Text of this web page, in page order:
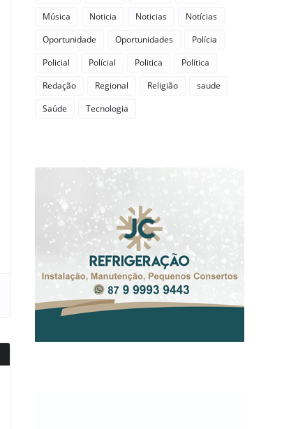
Música
Noticia Noticias
Notícias
Oportunidade
Oportunidades
Polícia
Policial
Polícial Politica
Política
Redação
Regional Religião
saude
Saúde
Tecnologia